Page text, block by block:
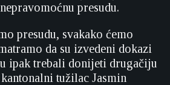
presudu.
presudu, svakako ćemo
da su izvedeni dokazi
ipak trebali donijeti drugačiju
tužilac Jasmin